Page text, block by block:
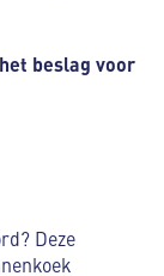
beslag voor
Deze